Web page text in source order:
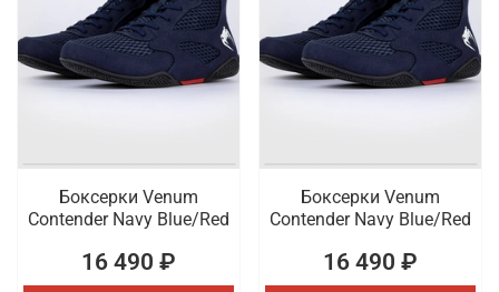
Боксерки Venum
Contender Navy Blue/Red
16 490 ₽
Боксерки Venum
Contender Navy Blue/Red
16 490 ₽